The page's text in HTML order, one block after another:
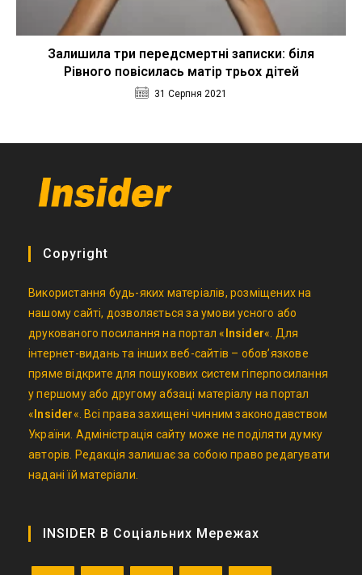
Залишила три передсмертні записки: біля
Рівного повісилась матір трьох дітей
31 Серпня 2021
Copyright
Використання будь-яких матеріалів, розміщених на
нашому сайті, дозволяється за умови усного або
друкованого посилання на портал « Insider«. Для
інтернет-видань та інших веб-сайтів – обов’язкове
пряме відкрите для пошукових систем гіперпосилання
у першому або другому абзаці матеріалу на портал
« Insider«. Всі права захищені чинним законодавством
України. Адміністрація сайту може не поділяти думку
авторів. Редакція залишає за собою право редагувати
надані їй матеріали.
INSIDER В Соціальних Мережах